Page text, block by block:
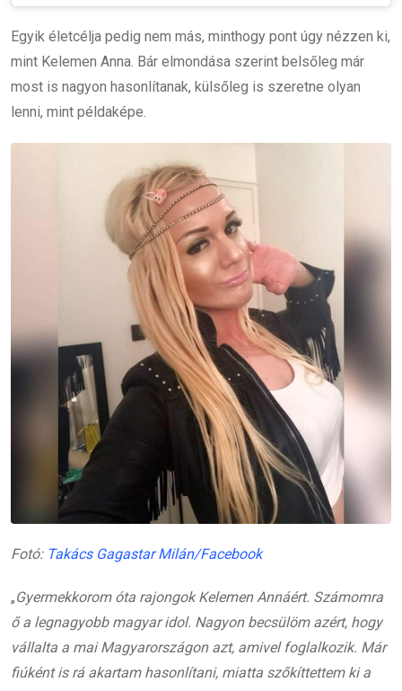
Egyik életcélja pedig nem más, minthogy pont úgy nézzen ki,
mint Kelemen Anna. Bár elmondása szerint belsőleg már
most is nagyon hasonlítanak, külsőleg is szeretne olyan
lenni, mint példaképe.
Fotó: Takács Gagastar Milán/Facebook
„Gyermekkorom óta rajongok Kelemen Annáért. Számomra
ő a legnagyobb magyar idol. Nagyon becsülöm azért, hogy
vállalta a mai Magyarországon azt, amivel foglalkozik. Már
fiúként is rá akartam hasonlítani, miatta szőkíttettem ki a